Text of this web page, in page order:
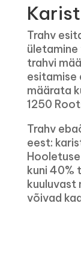
Trahv
ületamine
trahvi
esitamise
määrata
1250
Trahv
eest:
kuni 40%
kuuluvast
võivad